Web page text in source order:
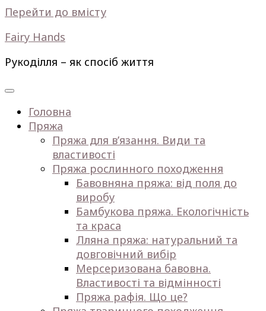
Перейти до вмісту
Fairy Hands
Рукоділля – як спосіб життя
Головна
Пряжа
Пряжа для в’язання. Види та
властивості
Пряжа рослинного походження
Бавовняна пряжа: від поля до
виробу
Бамбукова пряжа. Екологічність
та краса
Лляна пряжа: натуральний та
довговічний вибір
Мерсеризована бавовна.
Властивості та відмінності
Пряжа рафія. Що це?